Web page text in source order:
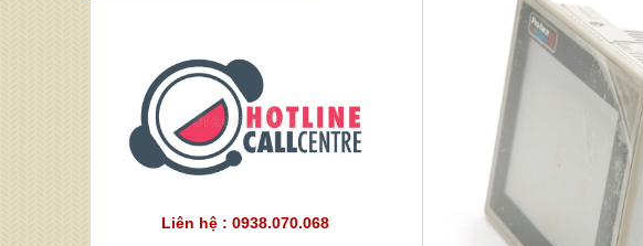
Liên hệ : 0938.070.068